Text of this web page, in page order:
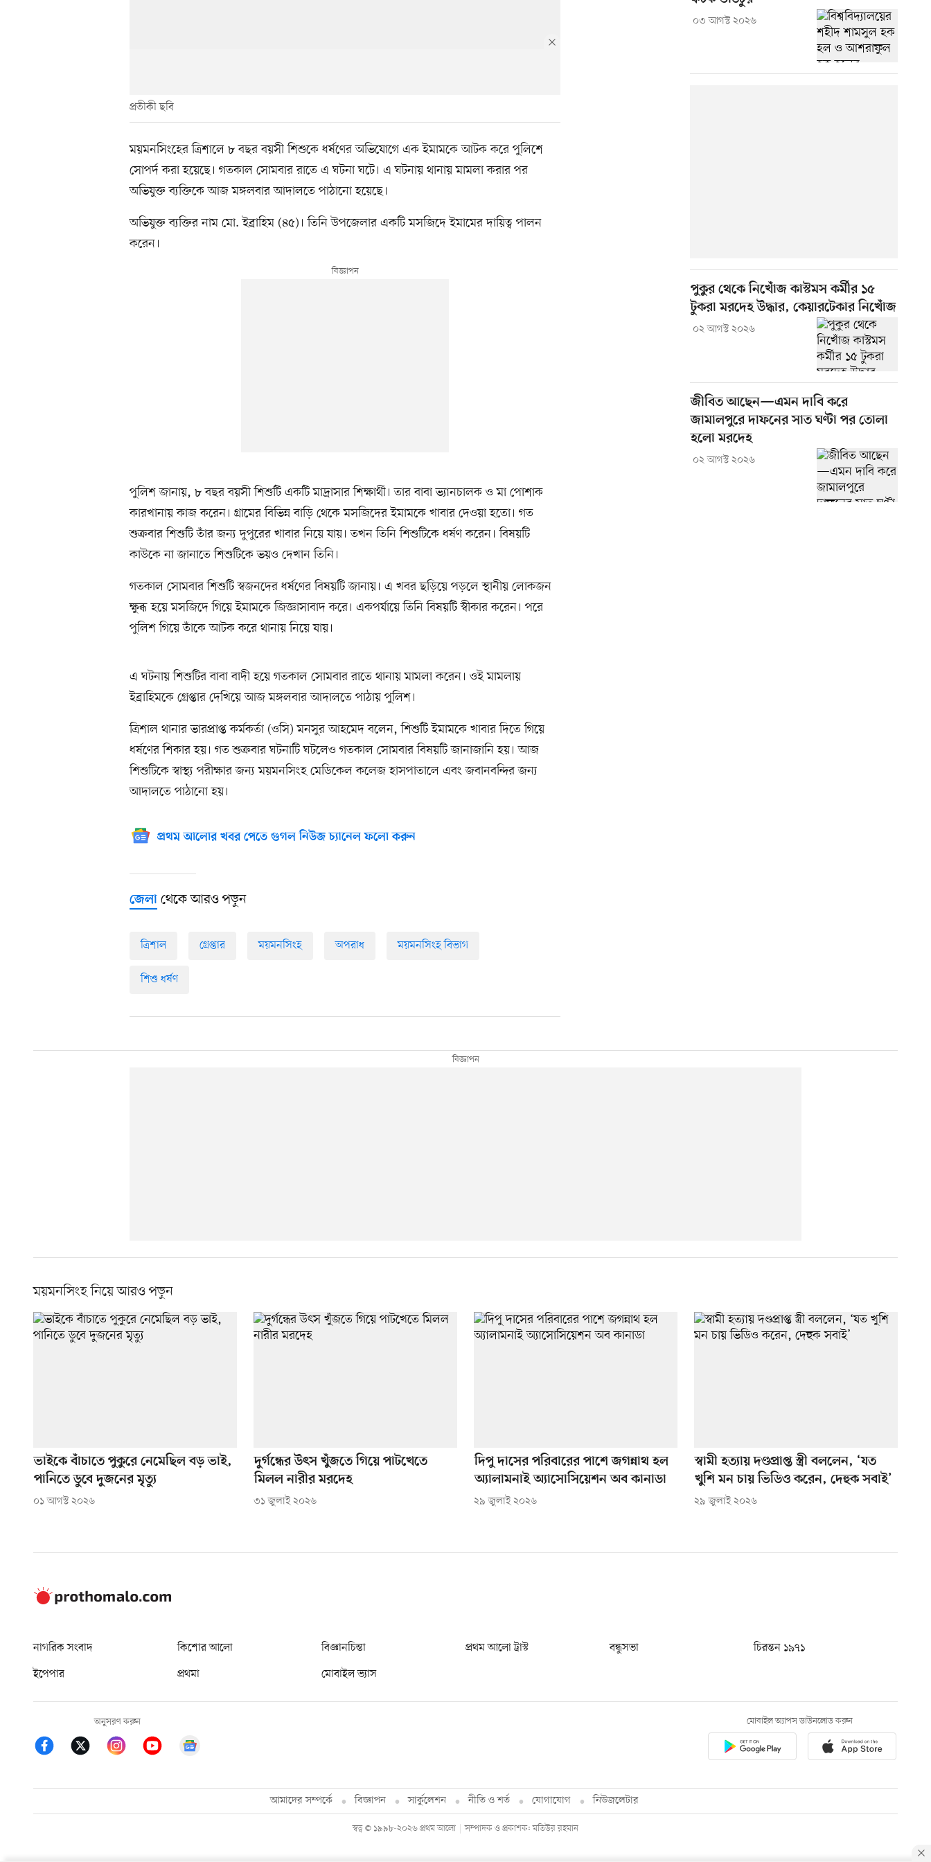
প্রতীকী ছবি
ময়মনসিংহের ত্রিশালে ৮ বছর বয়সী শিশুকে ধর্ষণের অভিযোগে এক ইমামকে আটক করে পুলিশে
সোপর্দ করা হয়েছে। গতকাল সোমবার রাতে এ ঘটনা ঘটে। এ ঘটনায় থানায় মামলা করার পর
অভিযুক্ত ব্যক্তিকে আজ মঙ্গলবার আদালতে পাঠানো হয়েছে।
অভিযুক্ত ব্যক্তির নাম মো. ইব্রাহিম (৪৫)। তিনি উপজেলার একটি মসজিদে ইমামের দায়িত্ব পালন
করেন।
পুলিশ জানায়, ৮ বছর বয়সী শিশুটি একটি মাদ্রাসার শিক্ষার্থী। তার বাবা ভ্যানচালক ও মা পোশাক
কারখানায় কাজ করেন। গ্রামের বিভিন্ন বাড়ি থেকে মসজিদের ইমামকে খাবার দেওয়া হতো। গত
শুক্রবার শিশুটি তাঁর জন্য দুপুরের খাবার নিয়ে যায়। তখন তিনি শিশুটিকে ধর্ষণ করেন। বিষয়টি
কাউকে না জানাতে শিশুটিকে ভয়ও দেখান তিনি।
গতকাল সোমবার শিশুটি স্বজনদের ধর্ষণের বিষয়টি জানায়। এ খবর ছড়িয়ে পড়লে স্থানীয় লোকজন
ক্ষুব্ধ হয়ে মসজিদে গিয়ে ইমামকে জিজ্ঞাসাবাদ করে। একপর্যায়ে তিনি বিষয়টি স্বীকার করেন। পরে
পুলিশ গিয়ে তাঁকে আটক করে থানায় নিয়ে যায়।
এ ঘটনায় শিশুটির বাবা বাদী হয়ে গতকাল সোমবার রাতে থানায় মামলা করেন। ওই মামলায়
ইব্রাহিমকে গ্রেপ্তার দেখিয়ে আজ মঙ্গলবার আদালতে পাঠায় পুলিশ।
ত্রিশাল থানার ভারপ্রাপ্ত কর্মকর্তা (ওসি) মনসুর আহমেদ বলেন, শিশুটি ইমামকে খাবার দিতে গিয়ে
ধর্ষণের শিকার হয়। গত শুক্রবার ঘটনাটি ঘটলেও গতকাল সোমবার বিষয়টি জানাজানি হয়। আজ
শিশুটিকে স্বাস্থ্য পরীক্ষার জন্য ময়মনসিংহ মেডিকেল কলেজ হাসপাতালে এবং জবানবন্দির জন্য
আদালতে পাঠানো হয়।
প্রথম আলোর খবর পেতে গুগল নিউজ চ্যানেল ফলো করুন
জেলা থেকে আরও পড়ুন
ত্রিশাল গ্রেপ্তার ময়মনসিংহ অপরাধ ময়মনসিংহ বিভাগ
শিশু ধর্ষণ
০৩ আগস্ট ২০২৬
পুকুর থেকে নিখোঁজ কাস্টমস কর্মীর ১৫
টুকরা মরদেহ উদ্ধার, কেয়ারটেকার নিখোঁজ
০২ আগস্ট ২০২৬
জীবিত আছেন—এমন দাবি করে
জামালপুরে দাফনের সাত ঘণ্টা পর তোলা
হলো মরদেহ
০২ আগস্ট ২০২৬
ময়মনসিংহ নিয়ে আরও পড়ুন
ভাইকে বাঁচাতে পুকুরে নেমেছিল বড় ভাই,
পানিতে ডুবে দুজনের মৃত্যু
০১ আগস্ট ২০২৬
দুর্গন্ধের উৎস খুঁজতে গিয়ে পাটখেতে
মিলল নারীর মরদেহ
৩১ জুলাই ২০২৬
দিপু দাসের পরিবারের পাশে জগন্নাথ হল
অ্যালামনাই অ্যাসোসিয়েশন অব কানাডা
২৯ জুলাই ২০২৬
স্বামী হত্যায় দণ্ডপ্রাপ্ত স্ত্রী বললেন, ‘যত
খুশি মন চায় ভিডিও করেন, দেহুক সবাই’
২৯ জুলাই ২০২৬
নাগরিক সংবাদ কিশোর আলো বিজ্ঞানচিন্তা প্রথম আলো ট্রাস্ট বন্ধুসভা
চিরন্তন ১৯৭১
ইপেপার
প্রথমা মোবাইল ভ্যাস
অনুসরণ করুন মোবাইল অ্যাপস ডাউনলোড করুন
আমাদের সম্পর্কে বিজ্ঞাপন সার্কুলেশন নীতি ও শর্ত যোগাযোগ নিউজলেটার
স্বত্ব © ১৯৯৮-২০২৬ প্রথম আলো সম্পাদক ও প্রকাশক: মতিউর রহমান